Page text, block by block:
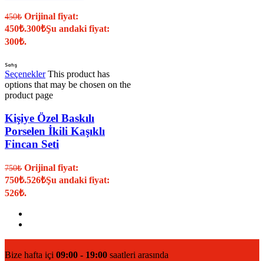
450₺ Orijinal fiyat:
450₺.300₺Şu andaki fiyat:
300₺.
Satış
Seçenekler This product has
options that may be chosen on the
product page
Kişiye Özel Baskılı
Porselen İkili Kaşıklı
Fincan Seti
750₺ Orijinal fiyat:
750₺.526₺Şu andaki fiyat:
526₺.
Bize hafta içi 09:00 - 19:00 saatleri arasında